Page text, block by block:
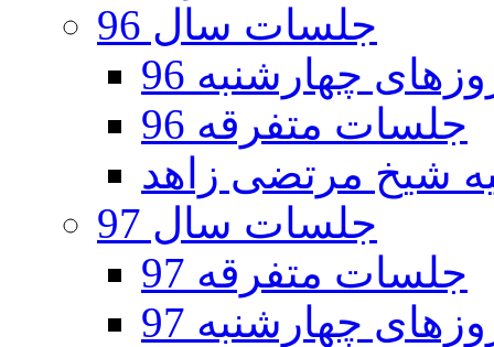
جلسات سال 96
چهارشنبه 96
جلسات متفرقه 96
جلسات سال 97
جلسات متفرقه 97
چهارشنبه 97